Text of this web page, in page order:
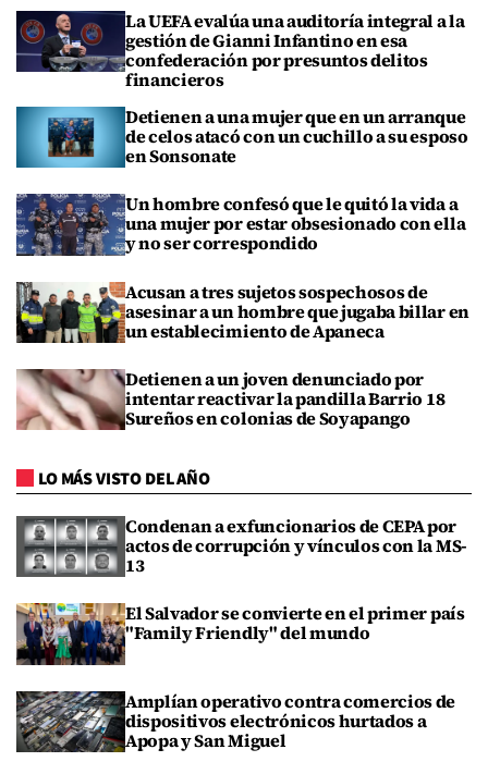
La UEFA evalúa una auditoría integral a la
gestión de Gianni Infantino en esa
confederación por presuntos delitos
financieros
Detienen a una mujer que en un arranque
de celos atacó con un cuchillo a su esposo
en Sonsonate
Un hombre confesó que le quitó la vida a
una mujer por estar obsesionado con ella
y no ser correspondido
Acusan a tres sujetos sospechosos de
asesinar a un hombre que jugaba billar en
un establecimiento de Apaneca
Detienen a un joven denunciado por
intentar reactivar la pandilla Barrio 18
Sureños en colonias de Soyapango
LO MÁS VISTO DEL AÑO
Condenan a exfuncionarios de CEPA por
actos de corrupción y vínculos con la MS-
13
El Salvador se convierte en el primer país
"Family Friendly" del mundo
Amplían operativo contra comercios de
dispositivos electrónicos hurtados a
Apopa y San Miguel